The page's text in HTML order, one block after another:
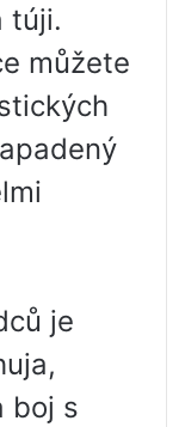
túji.
můžete
je
boj s